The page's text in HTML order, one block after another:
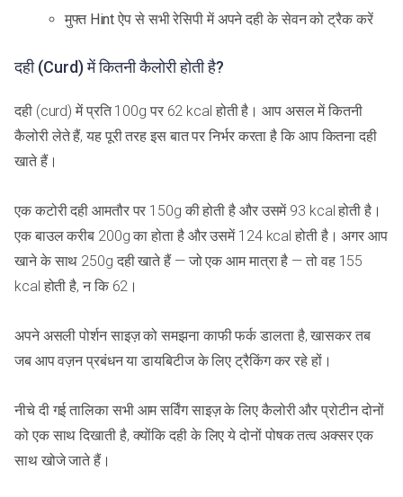
मुफ्त Hint ऐप से सभी रेसिपी में अपने दही के सेवन को ट्रैक करें
दही (Curd) में कितनी कैलोरी होती है?
दही (curd) में प्रति 100g पर 62 kcal होती है। आप असल में कितनी
कैलोरी लेते हैं, यह पूरी तरह इस बात पर निर्भर करता है कि आप कितना दही
खाते हैं।
एक कटोरी दही आमतौर पर 150g की होती है और उसमें 93 kcal होती है।
एक बाउल करीब 200g का होता है और उसमें 124 kcal होती है। अगर आप
खाने के साथ 250g दही खाते हैं — जो एक आम मात्रा है — तो वह 155
kcal होती है, न कि 62।
अपने असली पोर्शन साइज़ को समझना काफी फर्क डालता है, खासकर तब
जब आप वज़न प्रबंधन या डायबिटीज के लिए ट्रैकिंग कर रहे हों।
नीचे दी गई तालिका सभी आम सर्विंग साइज़ के लिए कैलोरी और प्रोटीन दोनों
को एक साथ दिखाती है, क्योंकि दही के लिए ये दोनों पोषक तत्व अक्सर एक
साथ खोजे जाते हैं।